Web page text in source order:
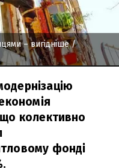
– вигідніше/
колективно
фонді